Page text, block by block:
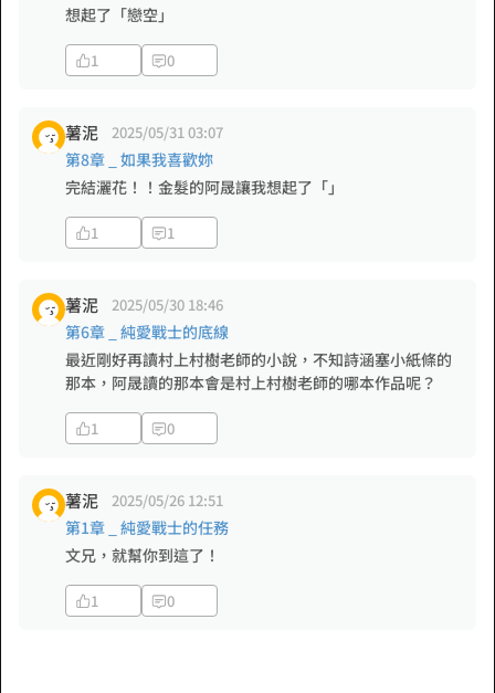
想起了「戀空」
1 0
薯泥 2025/05/31 03:07
第8章 _ 如果我喜歡妳
完結灑花！！金髮的阿晟讓我想起了「」
1 1
薯泥 2025/05/30 18:46
第6章 _ 純愛戰士的底線
最近剛好再讀村上村樹老師的小說，不知詩涵塞小紙條的
那本，阿晟讀的那本會是村上村樹老師的哪本作品呢？
1 0
薯泥 2025/05/26 12:51
第1章 _ 純愛戰士的任務
文兄，就幫你到這了！
1 0